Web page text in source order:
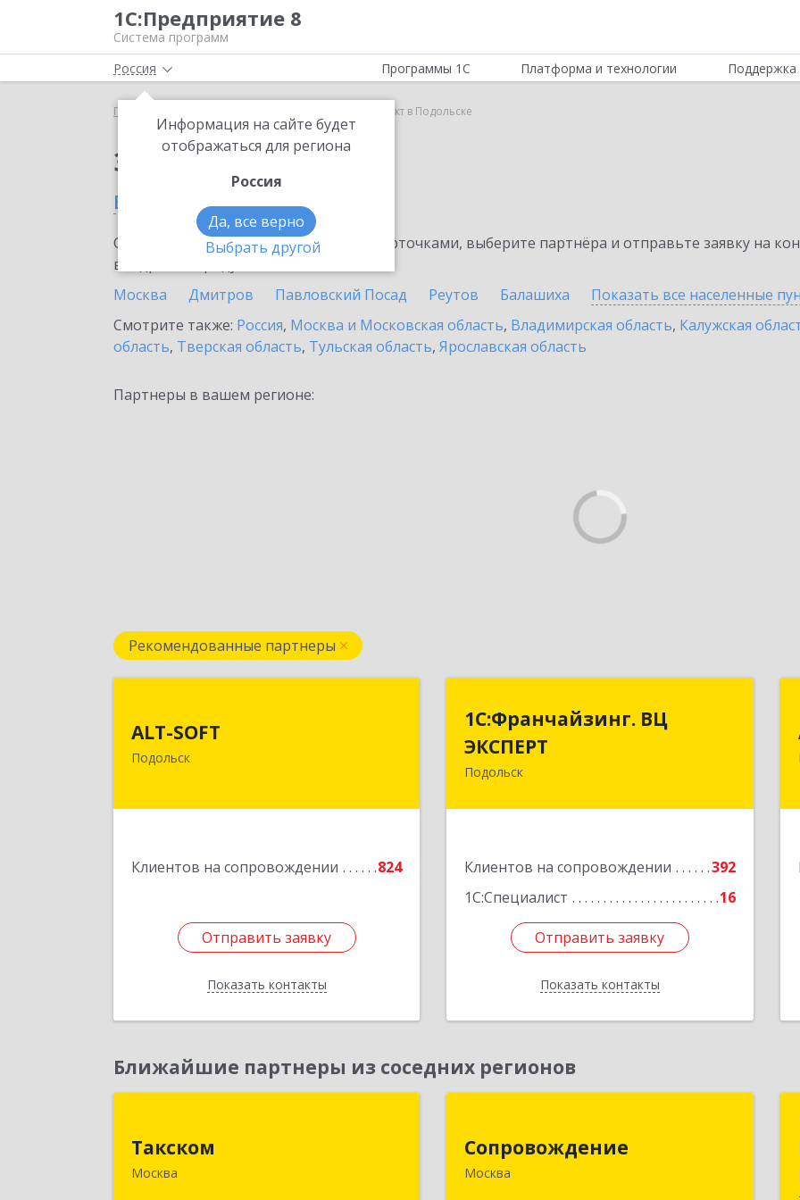
1С:Предприятие 8
Система программ
Россия
Информация на сайте будет
отображаться для региона
Россия
Да, все верно
Выбрать другой
Программы 1С Платформа и технологии Поддержка
Главная 1С-Коннект в Подольске
Заказать 1С-Коннект
в Подольске
Ознакомьтесь с информационными карточками, выберите партнёра и отправьте заявку на
внедрение продукта.
Москва
Дмитров Павловский Посад Реутов Балашиха Показать все населенные
Смотрите также: Россия, Москва и Московская область, Владимирская область, Калужская
область, Тверская область, Тульская область, Ярославская область
Партнеры в вашем регионе:
Рекомендованные партнеры
ALT-SOFT
Подольск
Клиентов на сопровождении 824
Отправить заявку
Показать контакты
Советская ул, дом № 41/5, оф.17
Подробнее
Отправить заявку
Назад
1С:Франчайзинг. ВЦ
ЭКСПЕРТ
Подольск
Клиентов на сопровождении
392
1С:Специалист
16
Отправить заявку
Показать контакты
1С:Франчайзинг. ВЦ
ЭКСПЕРТ
Подробнее
Отправить заявку
Назад
Ближайшие партнеры из соседних регионов
Такском
Москва
Сопровождение
Москва
117198, Москва г, Саморы Машела ул,